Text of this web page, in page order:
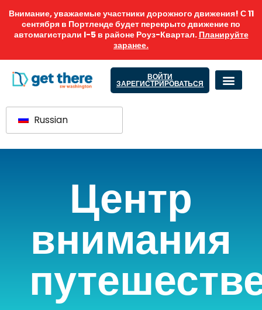
Внимание, уважаемые участники дорожного движения! С 11
сентября в Портленде будет перекрыто движение по
автомагистрали I-5 в районе Роуз-Квартал. Планируйте
заранее.
ВОЙТИ
ЗАРЕГИСТРИРОВАТЬСЯ
Russian
Центр
внимания